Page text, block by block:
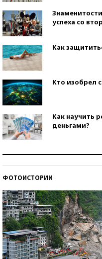
успеха со
Как
Кто изобрел
Как научить
деньгами?
ФОТОИСТОРИИ